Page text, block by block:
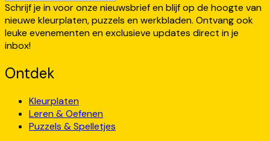
Schrijf je in voor onze nieuwsbrief en blijf op de hoogte van
nieuwe kleurplaten, puzzels en werkbladen. Ontvang ook
leuke evenementen en exclusieve updates direct in je
inbox!
Ontdek
Kleurplaten
Leren & Oefenen
Puzzels & Spelletjes